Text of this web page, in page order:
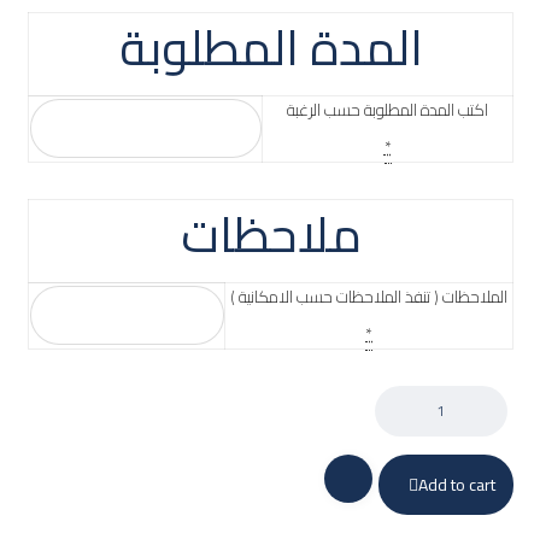
المدة المطلوبة
اكتب المدة المطلوبة حسب الرغبة
*
ملاحظات
الملاحظات ( تنفذ الملاحظات حسب الامكانية )
*
Add to cart